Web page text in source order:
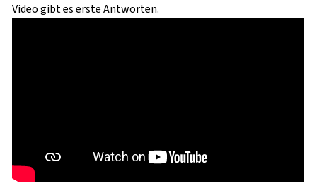
Video gibt es erste Antworten.